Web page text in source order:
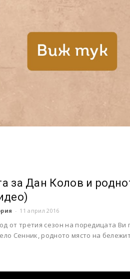
за Дан Колов и
- 11 април 2016
от третия сезон на поредицата Ви
Сенник, родното място на